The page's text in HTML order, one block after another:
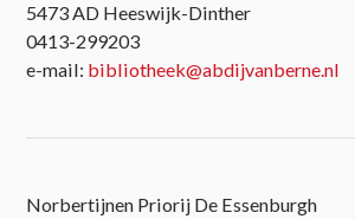
5473 AD Heeswijk-Dinther
0413-299203
e-mail: bibliotheek@abdijvanberne.nl
Norbertijnen Priorij De Essenburgh